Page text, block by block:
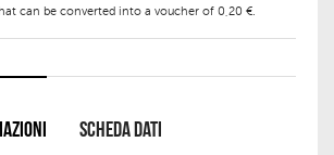
can be converted into a voucher of 0,20 €.
SCHEDA DATI